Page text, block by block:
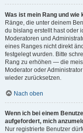
Was ist mein Rang und wie
Ränge, die unter deinem
du bislang erstellt hast oder
Moderatoren und
eines Ranges nicht direkt
festgelegt wurden. Bitte
Rang zu erhöhen — die
Moderator oder
wieder zurücksetzen.
Nach oben
Wenn ich bei einem
aufgefordert, mich
Nur registrierte Benutzer